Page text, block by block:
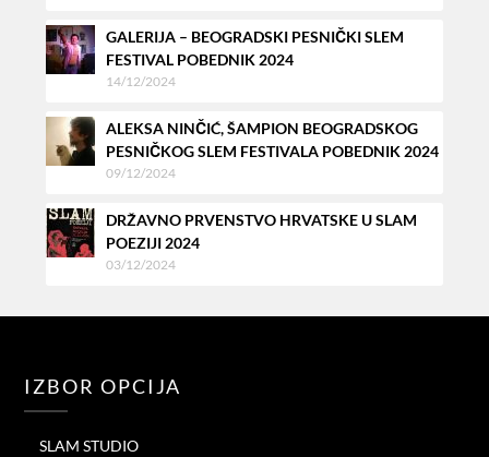
GALERIJA – BEOGRADSKI PESNIČKI SLEM
FESTIVAL POBEDNIK 2024
14/12/2024
ALEKSA NINČIĆ, ŠAMPION BEOGRADSKOG
PESNIČKOG SLEM FESTIVALA POBEDNIK 2024
09/12/2024
DRŽAVNO PRVENSTVO HRVATSKE U SLAM
POEZIJI 2024
03/12/2024
IZBOR OPCIJA
SLAM STUDIO